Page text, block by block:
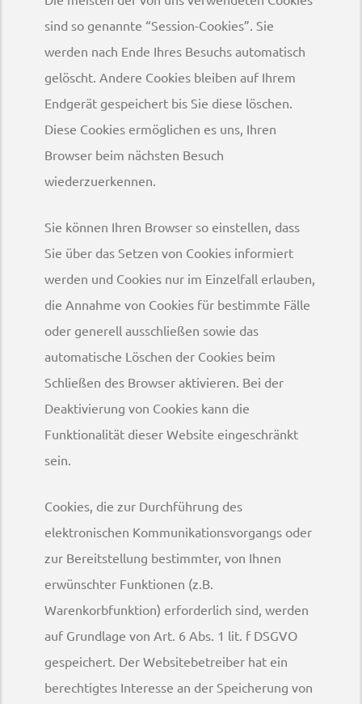
sind so genannte “Session-Cookies”. Sie
werden nach Ende Ihres Besuchs automatisch
gelöscht. Andere Cookies bleiben auf Ihrem
Endgerät gespeichert bis Sie diese löschen.
Diese Cookies ermöglichen es uns, Ihren
Browser beim nächsten Besuch
wiederzuerkennen.
Sie können Ihren Browser so einstellen, dass
Sie über das Setzen von Cookies informiert
werden und Cookies nur im Einzelfall erlauben,
die Annahme von Cookies für bestimmte Fälle
oder generell ausschließen sowie das
automatische Löschen der Cookies beim
Schließen des Browser aktivieren. Bei der
Deaktivierung von Cookies kann die
Funktionalität dieser Website eingeschränkt
sein.
Cookies, die zur Durchführung des
elektronischen Kommunikationsvorgangs oder
zur Bereitstellung bestimmter, von Ihnen
erwünschter Funktionen (z.B.
Warenkorbfunktion) erforderlich sind, werden
auf Grundlage von Art. 6 Abs. 1 lit. f DSGVO
gespeichert. Der Websitebetreiber hat ein
berechtigtes Interesse an der Speicherung von